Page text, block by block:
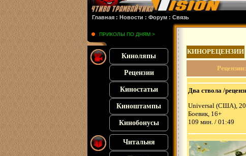
Главная : Новости : Форум : Связь
ПРИКОЛЫ ПО ДНЯМ >
Киноляпы
Рецензии
Киностатьи
Киноштампы
Кинобонусы
Читальня
КИНОРЕЦЕНЗИИ
Рецензии:
Два ствола /
Universal (США),
Боевик, 16+
109 мин. / 01:49